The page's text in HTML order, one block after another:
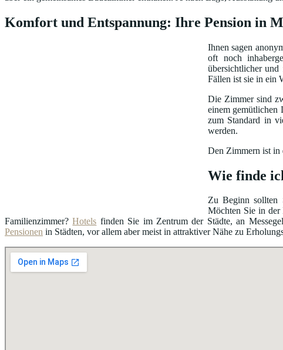
Komfort und Entspannung: Ihre Pension in
Ihnen sagen
oft noch
übersichtlicher und
Fällen ist sie in ein
Die Zimmer sind
einem gemütlichen
zum Standard in
werden.
Den Zimmern ist in
Wie finde
Zu Beginn sollten
Möchten Sie in der
Familienzimmer?Hotels finden Sie im Zentrum der Städte, an
Pensionen in Städten, vor allem aber meist in attraktiver Nähe zu